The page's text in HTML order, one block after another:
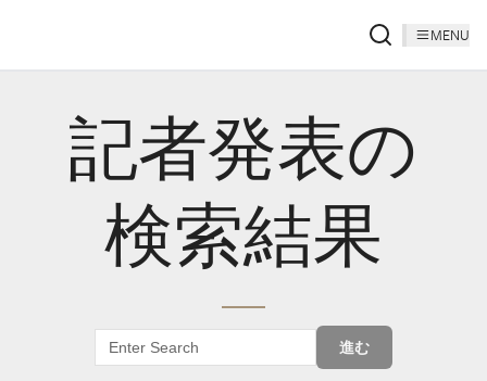
MENU
記者発表の
検索結果
進む